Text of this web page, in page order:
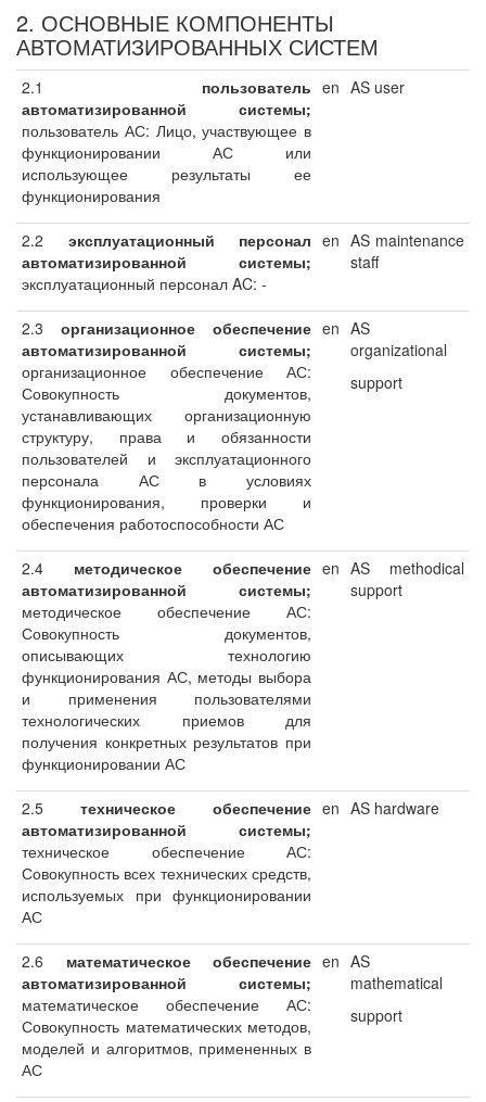
2. ОСНОВНЫЕ КОМПОНЕНТЫ
АВТОМАТИЗИРОВАННЫХ СИСТЕМ
2.1 пользователь
автоматизированной
системы;
пользователь АС: Лицо, участвующее в
функционировании АС или
использующее результаты ее
функционирования
en AS user
2.2 эксплуатационный персонал
автоматизированной системы;
эксплуатационный персонал AC: -
en AS maintenance
staff
2.3 организационное обеспечение
автоматизированной системы;
организационное обеспечение АС:
Совокупность документов,
устанавливающих организационную
структуру, права и обязанности
пользователей и эксплуатационного
персонала АС в условиях
функционирования, проверки и
обеспечения работоспособности АС
en AS
organizational
support
2.4 методическое обеспечение
автоматизированной системы;
методическое обеспечение АС:
Совокупность документов,
описывающих технологию
функционирования АС, методы выбора
и применения пользователями
технологических приемов для
получения конкретных результатов при
функционировании АС
en AS methodical
support
2.5 техническое обеспечение
автоматизированной системы;
техническое обеспечение АС:
Совокупность всех технических средств,
используемых при функционировании
АС
en AS hardware
2.6 математическое обеспечение
автоматизированной системы;
математическое обеспечение АС:
Совокупность математических методов,
моделей и алгоритмов, примененных в
АС
en AS
mathematical
support